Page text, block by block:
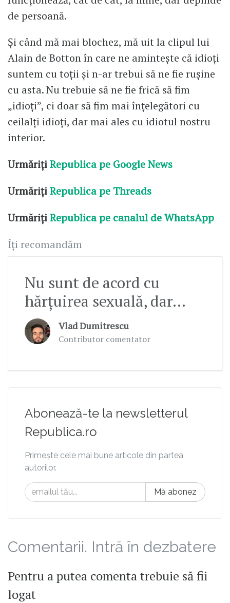
de persoană.
Și când mă mai blochez, mă uit la clipul lui
Alain de Botton în care ne amintește că idioți
suntem cu toții și n-ar trebui să ne fie rușine
cu asta. Nu trebuie să ne fie frică să fim
„idioți”, ci doar să fim mai înțelegători cu
ceilalți idioți, dar mai ales cu idiotul nostru
interior.
UrmărițiRepublica pe Google News
UrmărițiRepublica pe Threads
UrmărițiRepublica pe canalul de WhatsApp
Îți recomandăm
Nu sunt de acord cu
hărțuirea sexuală, dar…
Vlad Dumitrescu
Contributor comentator
Abonează-te la newsletterul
Republica.ro
Primește cele mai bune articole din partea
autorilor.
Mă abonez
Comentarii. Intră în dezbatere
Pentru a putea comenta trebuie să fii
logat